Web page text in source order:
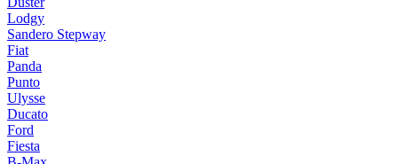
Lodgy
Sandero Stepway
Fiat
Panda
Punto
Ulysse
Ducato
Ford
Fiesta